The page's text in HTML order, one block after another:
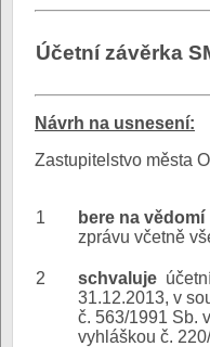
Účetní závěrka
Návrh na usnesení:
Zastupitelstvo města
1 bere na vědomí
zprávu včetně
2 schvaluje
31.12.2013, v
č. 563/1991 Sb.
vyhláškou č.